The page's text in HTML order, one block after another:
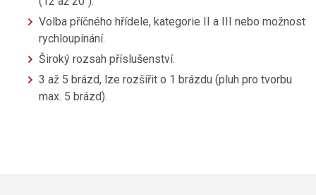
Volba příčného hřídele, kategorie II a III nebo možnost
rychloupínání.
Široký rozsah příslušenství.
3 až 5 brázd, lze rozšířit o 1 brázdu (pluh pro tvorbu
max. 5 brázd).